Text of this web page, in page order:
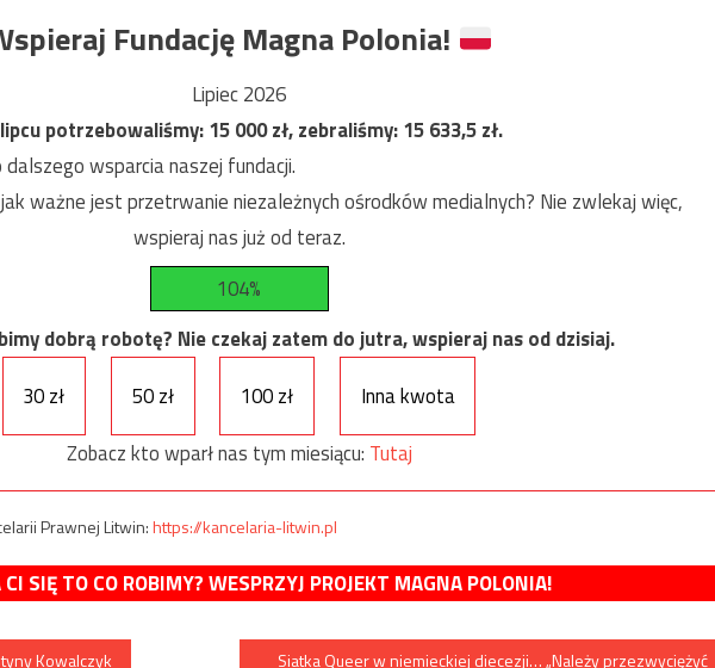
Fundację Magna Polonia!
Lipiec 2026
potrzebowaliśmy:15 000zł, zebraliśmy:15 633,5zł.
dalszego wsparcia naszej fundacji.
ważne jest przetrwanie niezależnych ośrodków medialnych? Nie zwlekaj więc,
wspieraj nas już od teraz.
104%
dobrą robotę? Nie czekaj zatem do jutra, wspieraj nas od dzisiaj.
30 zł
50 zł 100 zł
Inna kwota
Zobacz kto wparł nas tym miesiącu: Tutaj
Prawnej Litwin:https://kancelaria-litwin.pl
CI SIĘ TO CO ROBIMY? WESPRZYJ PROJEKT MAGNA POLONIA!
Kowalczyk Siatka Queer w niemieckiej diecezji… „Należy przezwyciężyć